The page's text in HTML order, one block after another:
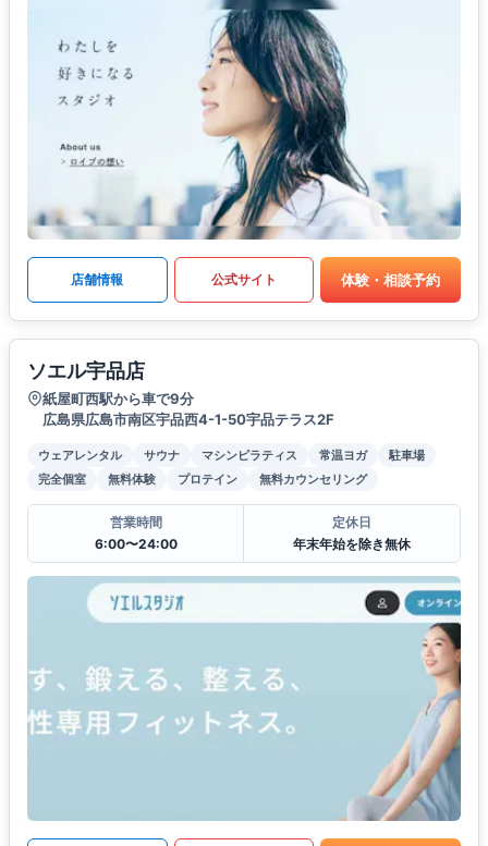
店舗情報 公式サイト 体験・相談予約
ソエル宇品店
紙屋町西駅から車で9分
広島県広島市南区宇品西4-1-50宇品テラス2F
ウェアレンタル サウナ マシンピラティス 常温ヨガ
駐車場
完全個室
無料体験 プロテイン 無料カウンセリング
営業時間
6:00〜24:00
定休日
年末年始を除き無休